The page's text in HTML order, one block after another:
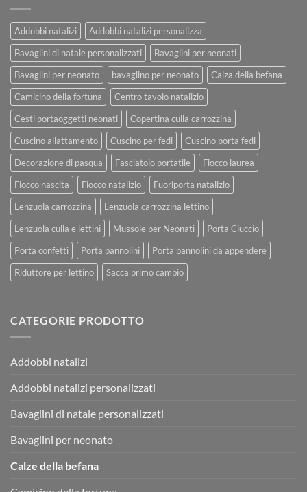
Addobbi natalizi
Addobbi natalizi personalizza
Bavaglini di natale personalizzati
Bavaglini per neonati
Bavaglini per neonato
bavaglino per neonato
Calza della befana
Camicino della fortuna
Centro tavolo natalizio
Cesti portaoggetti neonati
Copertina culla carrozzina
Cuscino allattamento
Cuscino per fedi
Cuscino porta fedi
Decorazione di pasqua
Fasciatoio portatile
Fiocco laurea
Fiocco nascita
Fiocco natalizio
Fuoriporta natalizio
Lenzuola carrozzina
Lenzuola carrozzina lettino
Lenzuola culla e lettini
Mussole per Neonati
Porta Ciuccio
Porta confetti
Porta pannolini
Porta pannolini da appendere
Riduttore per lettino
Sacca primo cambio
CATEGORIE PRODOTTO
Addobbi natalizi
Addobbi natalizi personalizzati
Bavaglini di natale personalizzati
Bavaglini per neonato
Calze della befana